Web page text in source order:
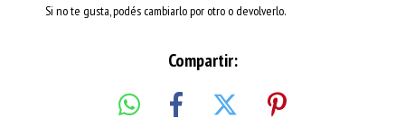
Si no te gusta, podés cambiarlo por otro o devolverlo.
Compartir: